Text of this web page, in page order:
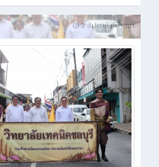
2 สัปดาห์ ที่ผ่านมา